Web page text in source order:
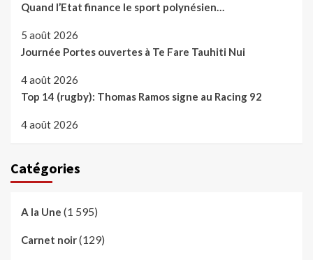
Quand l’Etat finance le sport polynésien…
5 août 2026
Journée Portes ouvertes à Te Fare Tauhiti Nui
4 août 2026
Top 14 (rugby): Thomas Ramos signe au Racing 92
4 août 2026
Catégories
A la Une (1 595)
Carnet noir(129)